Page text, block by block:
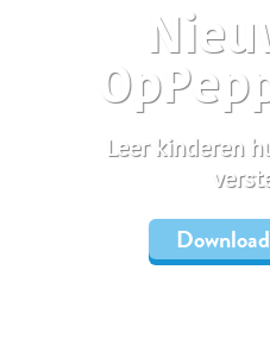
Leer kinderen